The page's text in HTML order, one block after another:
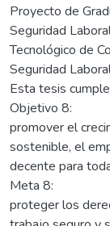
Proyecto de
Seguridad
Tecnológico de
Seguridad
Esta tesis
Objetivo 8:
promover el
sostenible, el
decente para
Meta 8:
proteger los